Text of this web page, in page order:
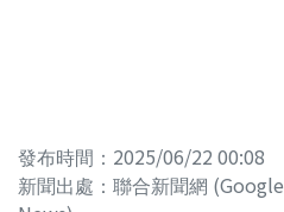
發布時間：2025/06/22 00:08
新聞出處：聯合新聞網 (Google